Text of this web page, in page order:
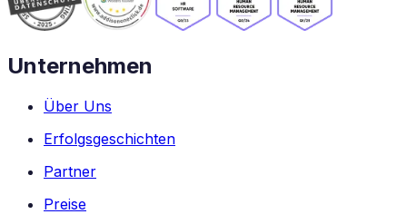
Unternehmen
Über Uns
Erfolgsgeschichten
Partner
Preise